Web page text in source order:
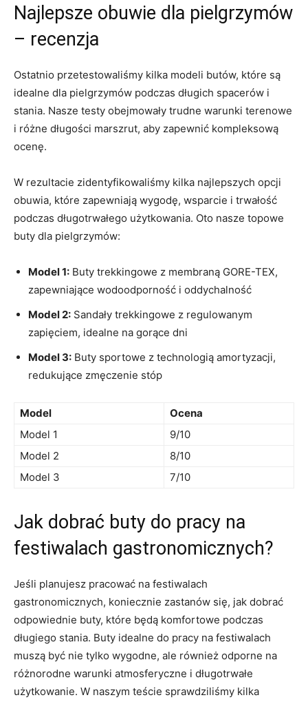
Najlepsze obuwie dla ‌pielgrzymów
– recenzja
Ostatnio przetestowaliśmy kilka modeli butów, które są
idealne⁣ dla pielgrzymów ⁢podczas długich ‌spacerów i
stania. Nasze testy obejmowały ⁣trudne warunki terenowe
i różne długości marszrut, aby zapewnić kompleksową
ocenę.
W rezultacie zidentyfikowaliśmy kilka najlepszych opcji⁣
obuwia, które zapewniają⁣ wygodę, wsparcie i trwałość
podczas ‌długotrwałego użytkowania. Oto nasze topowe‍
buty dla pielgrzymów:
Model 1: Buty trekkingowe ​z membraną GORE-TEX,
zapewniające wodoodporność ‌i oddychalność
Model 2: Sandały trekkingowe ‍z regulowanym
⁢zapięciem, idealne ‌na gorące dni
Model 3: Buty sportowe z technologią amortyzacji,
redukujące ⁤zmęczenie stóp
Model
Ocena
Model 1
9/10
Model 2
8/10
Model 3
7/10
Jak dobrać buty do ⁤pracy na
festiwalach​ gastronomicznych?
Jeśli planujesz pracować na festiwalach
gastronomicznych, koniecznie⁢ zastanów się, jak dobrać
odpowiednie buty, które będą ⁤komfortowe podczas
długiego stania. Buty idealne do ‌pracy na​ festiwalach
muszą być nie tylko wygodne, ale ⁣również odporne na
różnorodne warunki ​atmosferyczne i długotrwałe​
użytkowanie. W​ naszym teście sprawdziliśmy kilka